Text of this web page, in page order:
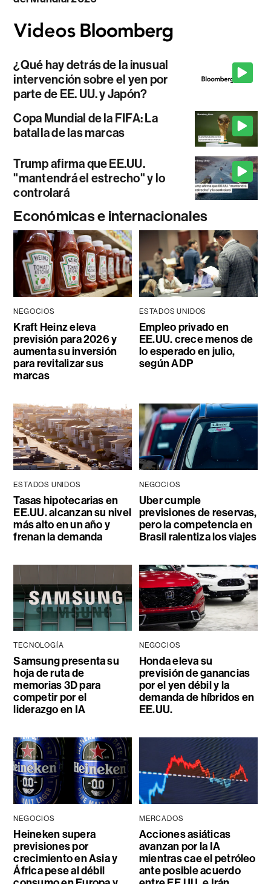
¿Qué hay detrás de la inusual
intervención sobre el yen por
parte de EE. UU. y Japón?
Copa Mundial de la FIFA: La
batalla de las marcas
Trump afirma que EE.UU.
"mantendrá el estrecho" y lo
controlará
Económicas e internacionales
NEGOCIOS
Kraft Heinz eleva
previsión para 2026 y
aumenta su inversión
para revitalizar sus
marcas
ESTADOS UNIDOS
Empleo privado en
EE.UU. crece menos de
lo esperado en julio,
según ADP
ESTADOS UNIDOS
Tasas hipotecarias en
EE.UU. alcanzan su nivel
más alto en un año y
frenan la demanda
NEGOCIOS
Uber cumple
previsiones de reservas,
pero la competencia en
Brasil ralentiza los viajes
TECNOLOGÍA
Samsung presenta su
hoja de ruta de
memorias 3D para
competir por el
liderazgo en IA
NEGOCIOS
Honda eleva su
previsión de ganancias
por el yen débil y la
demanda de híbridos en
EE.UU.
NEGOCIOS
Heineken supera
previsiones por
crecimiento en Asia y
África pese al débil
MERCADOS
Acciones asiáticas
avanzan por la IA
mientras cae el petróleo
ante posible acuerdo